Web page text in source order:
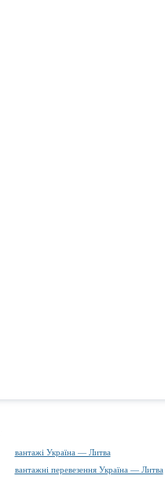
вантажі Україна — Литва
вантажні перевезення Україна — Литва